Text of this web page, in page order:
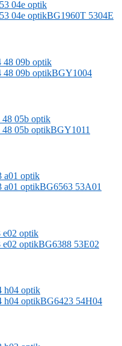
BG1960T 5304E
BGY1004
BGY1011
BG6563 53A01
BG6388 53E02
BG6423 54H04